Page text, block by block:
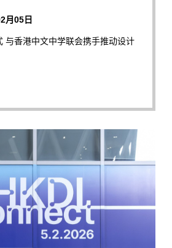
月05日
与香港中文中学联会携手推动设计